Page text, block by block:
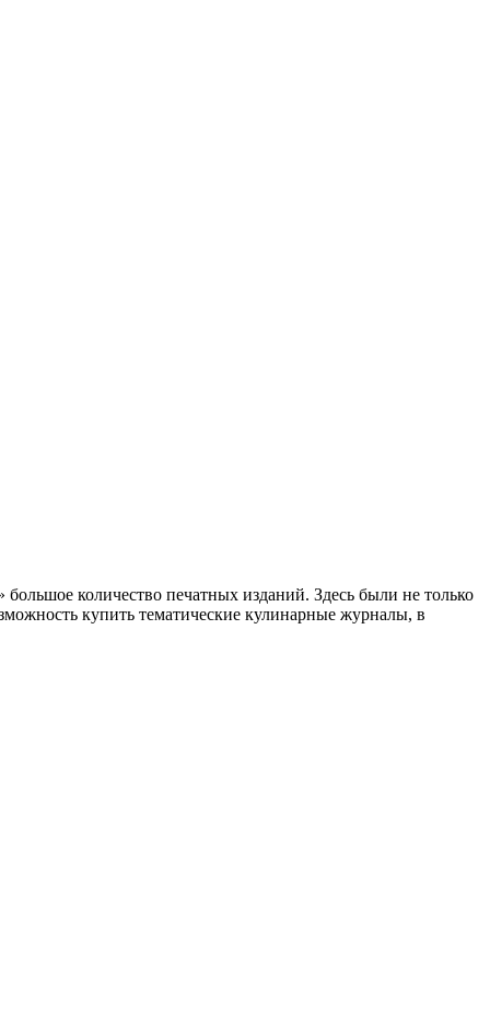
большое количество печатных изданий. Здесь были не только
купить тематические кулинарные журналы, в